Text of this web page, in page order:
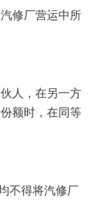
修厂营运中所
人，在另一方
额时，在同等
不得将汽修厂